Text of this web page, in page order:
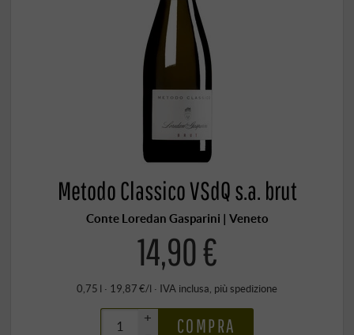
Metodo Classico VSdQ s.a. brut
Conte Loredan Gasparini | Veneto
14,90 €
0,75 l · 19,87 €/l · IVA inclusa, più spedizione
+
COMPRA